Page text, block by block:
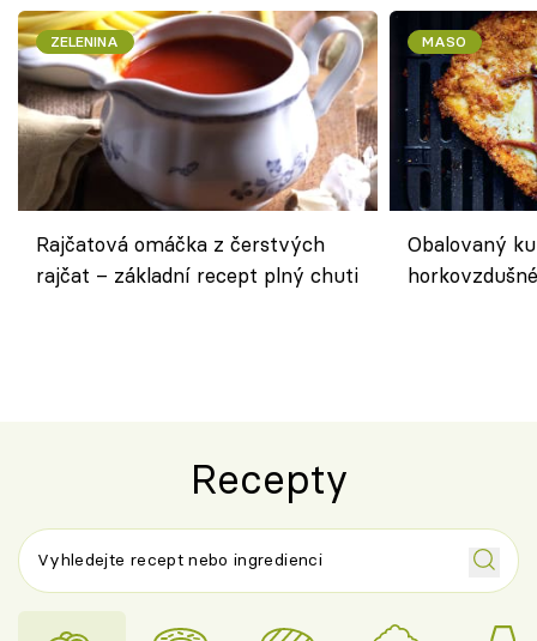
ZELENINA
Rajčatová omáčka z čerstvých
rajčat – základní recept plný chuti
MASO
Obalovaný
Recepty